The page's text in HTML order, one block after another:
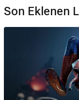
Son Eklenen